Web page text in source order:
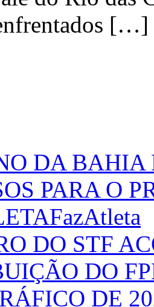
[…]
DA
PARA O
DO STF
DO
DE